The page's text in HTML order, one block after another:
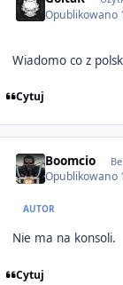
Opublikowano
Wiadomo co z
Cytuj
Boomcio
Opublikowano
AUTOR
Nie ma na konsoli.
Cytuj